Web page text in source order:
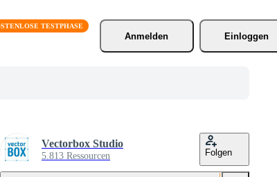
Anmelden
Einloggen
Vectorbox Studio
5.813 Ressourcen Folgen